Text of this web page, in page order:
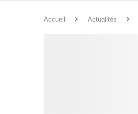
Accueil Actualités